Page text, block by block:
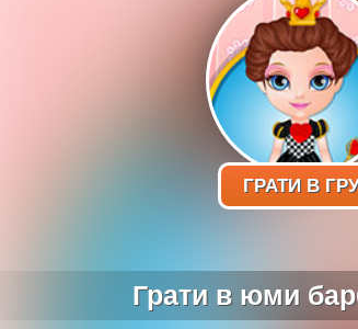
ГРАТИ В
Грати в юми